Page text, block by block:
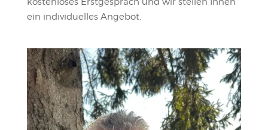
ein individuelles Angebot.